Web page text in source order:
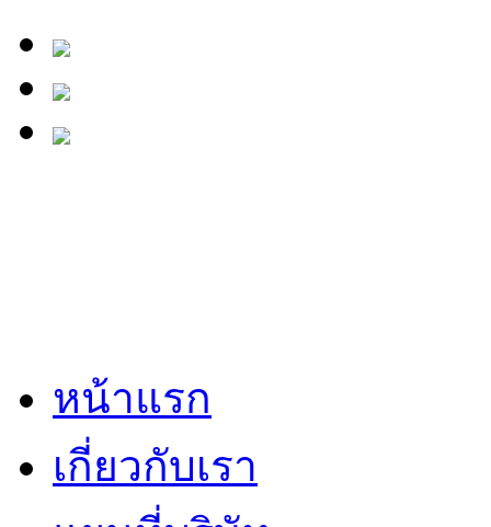
หน้าแรก
เกี่ยวกับเรา